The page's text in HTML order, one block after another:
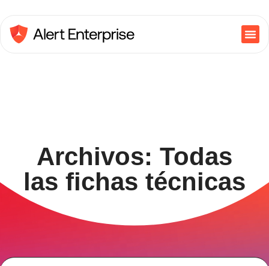
Archivos: Todas
las fichas técnicas